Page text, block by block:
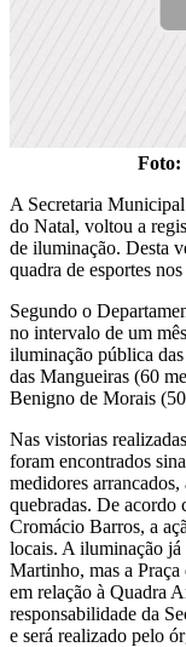
Foto:
A Secretaria
do Natal, voltou a
de iluminação. Desta
quadra de esportes
Segundo o
no intervalo de um
iluminação pública
das Mangueiras (60
Benigno de Morais
Nas vistorias
foram encontrados
medidores arrancados,
quebradas. De
Cromácio Barros, a
locais. A iluminação
Martinho, mas a Praça
em relação à Quadra
responsabilidade da
e será realizado pelo